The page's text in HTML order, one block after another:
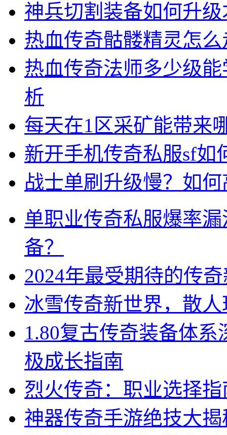
神兵切割装备如何升
热血传奇骷髅精灵怎
热血传奇法师多少级
析
每天在1区采矿能带来
新开手机传奇私服sf如
战士单刷升级慢？如
单职业传奇私服爆率
备？
2024年最受期待的传
冰雪传奇新世界，散
1.80复古传奇装备体
极成长指南
烈火传奇：职业选择
神器传奇手游绝技大